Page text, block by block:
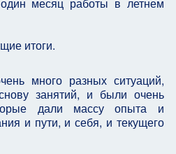
итоги.
много разных ситуаций,
занятий, и были очень
дали массу опыта и
и пути, и себя, и текущего